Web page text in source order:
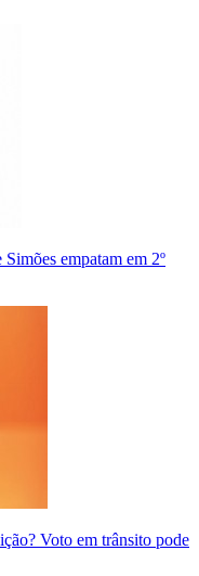
empatam em 2º
Voto em trânsito pode